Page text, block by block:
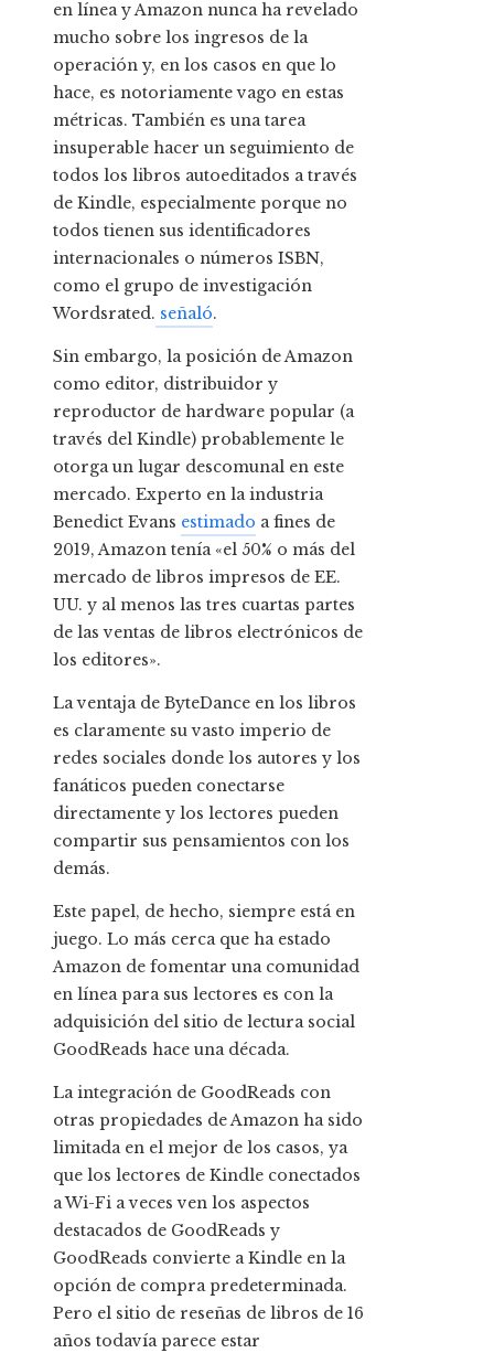
en línea y Amazon nunca ha revelado
mucho sobre los ingresos de la
operación y, en los casos en que lo
hace, es notoriamente vago en estas
métricas. También es una tarea
insuperable hacer un seguimiento de
todos los libros autoeditados a través
de Kindle, especialmente porque no
todos tienen sus identificadores
internacionales o números ISBN,
como el grupo de investigación
Wordsrated. señaló.
Sin embargo, la posición de Amazon
como editor, distribuidor y
reproductor de hardware popular (a
través del Kindle) probablemente le
otorga un lugar descomunal en este
mercado. Experto en la industria
Benedict Evans estimado a fines de
2019, Amazon tenía «el 50% o más del
mercado de libros impresos de EE.
UU. y al menos las tres cuartas partes
de las ventas de libros electrónicos de
los editores».
La ventaja de ByteDance en los libros
es claramente su vasto imperio de
redes sociales donde los autores y los
fanáticos pueden conectarse
directamente y los lectores pueden
compartir sus pensamientos con los
demás.
Este papel, de hecho, siempre está en
juego. Lo más cerca que ha estado
Amazon de fomentar una comunidad
en línea para sus lectores es con la
adquisición del sitio de lectura social
GoodReads hace una década.
La integración de GoodReads con
otras propiedades de Amazon ha sido
limitada en el mejor de los casos, ya
que los lectores de Kindle conectados
a Wi-Fi a veces ven los aspectos
destacados de GoodReads y
GoodReads convierte a Kindle en la
opción de compra predeterminada.
Pero el sitio de reseñas de libros de 16
años todavía parece estar